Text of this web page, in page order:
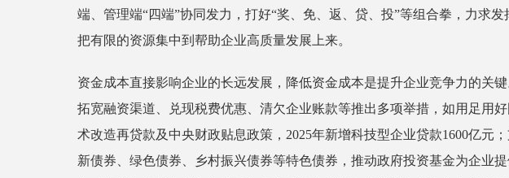
端、管理端“四端”协同发力，打好“奖、免、返、贷、投”等组合拳，力求
把有限的资源集中到帮助企业高质量发展上来。
资金成本直接影响企业的长远发展，降低资金成本是提升企业竞争力的关
拓宽融资渠道、兑现税费优惠、清欠企业账款等推出多项举措，如用足用
术改造再贷款及中央财政贴息政策，2025年新增科技型企业贷款1600亿元
新债券、绿色债券、乡村振兴债券等特色债券，推动政府投资基金为企业